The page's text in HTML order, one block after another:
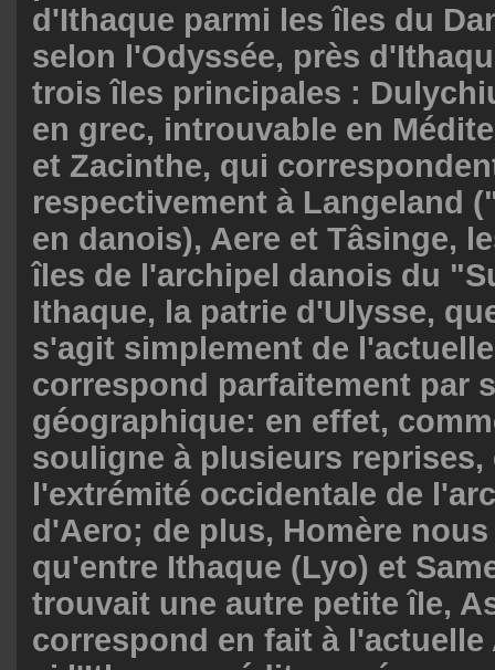
d'Ithaque parmi les îles du
selon l'Odyssée, près
trois îles principales :
en grec, introuvable en
et Zacinthe, qui
respectivement à Langeland
en danois), Aere et Tâsinge,
îles de l'archipel danois du
Ithaque, la patrie d'Ulysse,
s'agit simplement de
correspond parfaitement par
géographique: en effet,
souligne à plusieurs reprises,
l'extrémité occidentale de
d'Aero; de plus, Homère
qu'entre Ithaque (Lyo) et
trouvait une autre petite île,
correspond en fait à l'actuelle